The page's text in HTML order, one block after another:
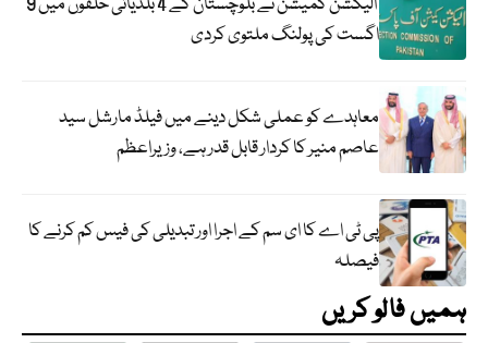
اگست کی پولنگ ملتوی کردی
معاہدے کو عملی شکل دینے میں فیلڈ مارشل سید
عاصم منیر کا کردار قابل قدر ہے، وزیراعظم
پی ٹی اے کا ای سم کے اجرا اور تبدیلی کی فیس کم کرنے کا
فیصلہ
ہمیں فالو کریں